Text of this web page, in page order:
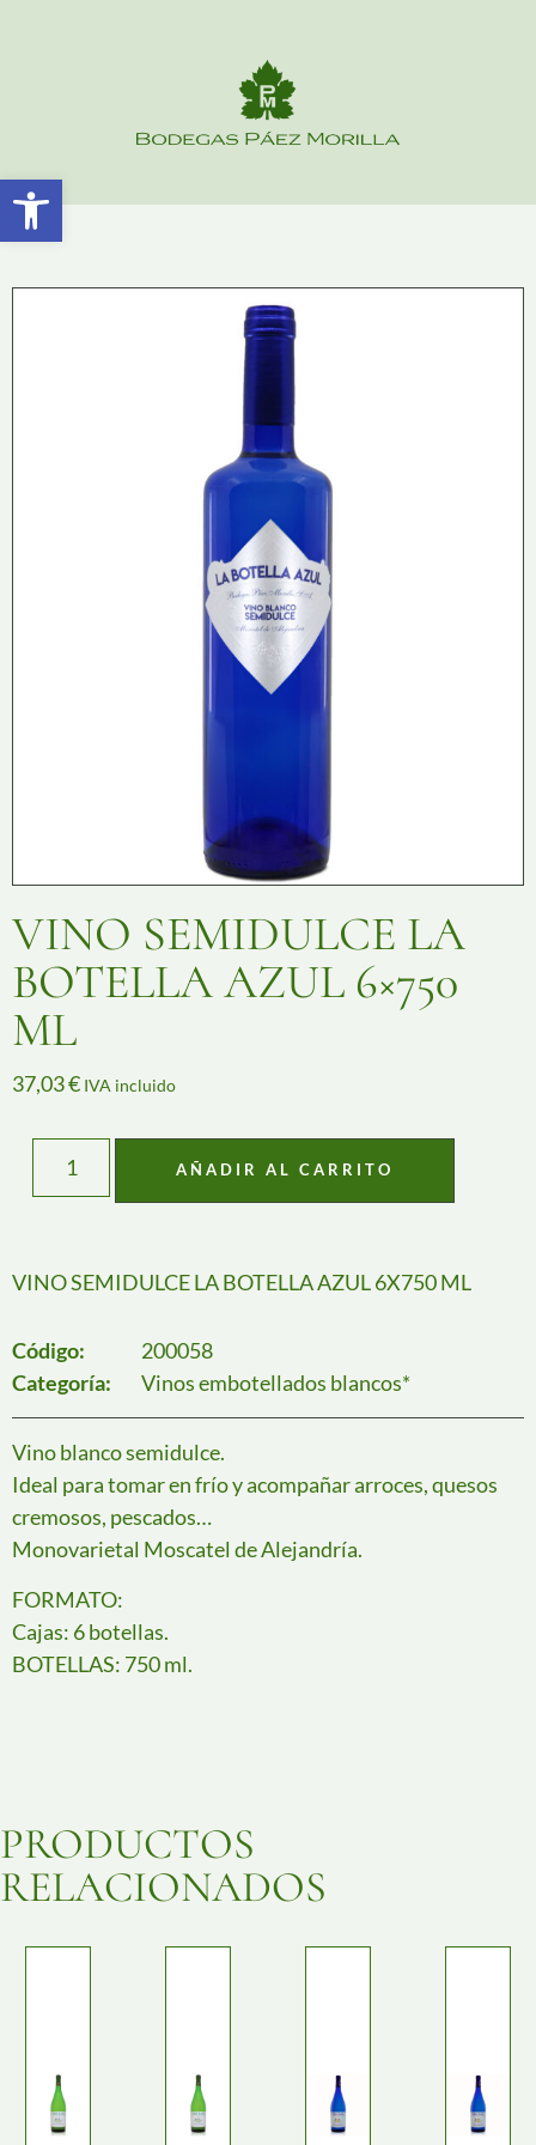
Abrir barra de herramientas
VINO SEMIDULCE LA
BOTELLA AZUL 6×750
ML
37,03€ IVA incluido
AÑADIR AL CARRITO
VINO SEMIDULCE LA BOTELLA AZUL 6X750 ML
Código:
200058
Categoría:
Vinos embotellados blancos*
Vino blanco semidulce.
Ideal para tomar en frío y acompañar arroces, quesos
cremosos, pescados…
Monovarietal Moscatel de Alejandría.
FORMATO:
Cajas: 6 botellas.
BOTELLAS: 750 ml.
PRODUCTOS
RELACIONADOS